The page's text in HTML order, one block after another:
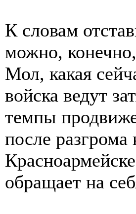
К словам
можно,
Мол, какая
войска ведут
темпы
после
обращает на